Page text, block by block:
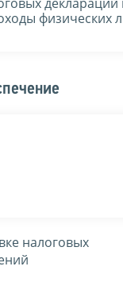
физических
налоговых